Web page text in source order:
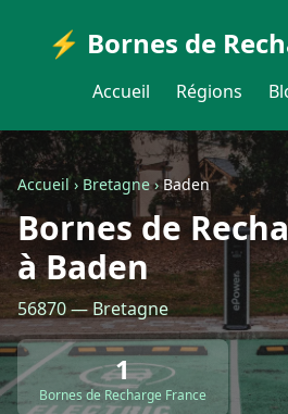
⚡ Bornes de
Accueil Régions
Accueil›Bretagne›Baden
Bornes de
à Baden
56870 — Bretagne
1
Bornes de Recharge France